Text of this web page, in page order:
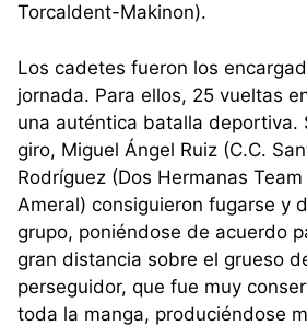
Torcaldent-Makinon).
Los cadetes fueron los
jornada. Para ellos, 25 vueltas
una auténtica batalla deportiva.
giro, Miguel Ángel Ruiz (C.C.
Rodríguez (Dos Hermanas Team
Ameral) consiguieron fugarse y
grupo, poniéndose de acuerdo
gran distancia sobre el grueso
perseguidor, que fue muy
toda la manga, produciéndose